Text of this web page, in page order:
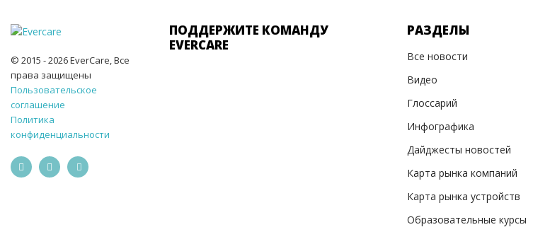
© 2015 - 2026 EverCare, Все
права защищены
Пользовательское
соглашение
Политика
конфиденциальности
ПОДДЕРЖИТЕ КОМАНДУ
EVERCARE
РАЗДЕЛЫ
Все новости
Видео
Глоссарий
Инфографика
Дайджесты новостей
Карта рынка компаний
Карта рынка устройств
Образовательные курсы